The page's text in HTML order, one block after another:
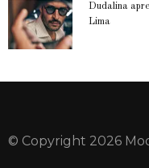
Dudalina
Lima
© Copyright 2026